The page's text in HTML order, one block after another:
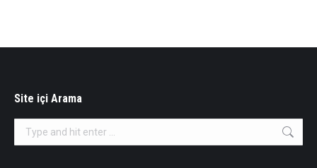
Site içi Arama
Search: